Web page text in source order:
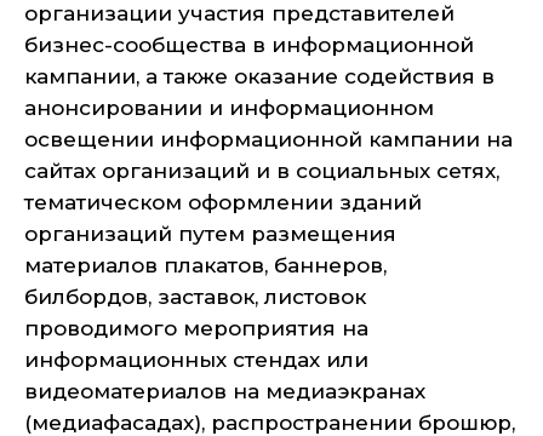
организации участия представителей
бизнес-сообщества в информационной
кампании, а также оказание содействия в
анонсировании и информационном
освещении информационной кампании на
сайтах организаций и в социальных сетях,
тематическом оформлении зданий
организаций путем размещения
материалов плакатов, баннеров,
билбордов, заставок, листовок
проводимого мероприятия на
информационных стендах или
видеоматериалов на медиаэкранах
(медиафасадах), распространении брошюр,